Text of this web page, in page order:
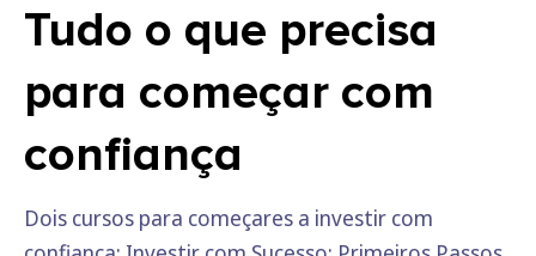
Tudo o que precisa
para começar com
confiança
Dois cursos para começares a investir com